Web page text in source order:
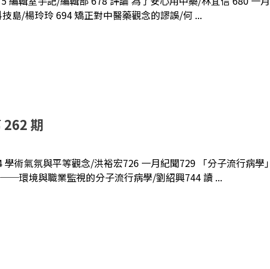
島/楊玲玲 694 矯正對中醫藥觀念的謬誤/何 ...
262 期
術氣氛與平等觀念/洪裕宏726 一月紀聞729 「分子流行病
環境與職業監視的分子流行病學/劉紹興744 讀 ...